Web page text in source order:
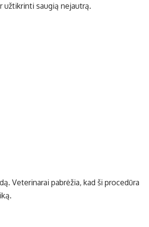
užtikrinti saugią nejautrą.
Veterinarai pabrėžia, kad ši procedūra